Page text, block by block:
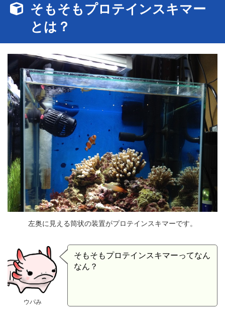
そもそもプロテインスキマー
とは？
左奥に見える筒状の装置がプロテインスキマーです。
ウパみ
そもそもプロテインスキマーってなん
なん？